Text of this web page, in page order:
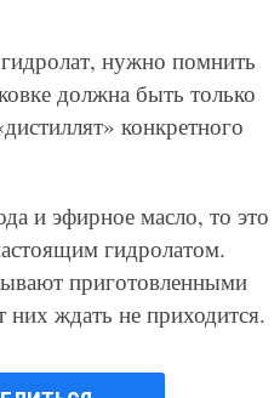
нужно помнить
должна быть только
конкретного
и эфирное масло, то это
гидролатом.
приготовленными
ждать не приходится.